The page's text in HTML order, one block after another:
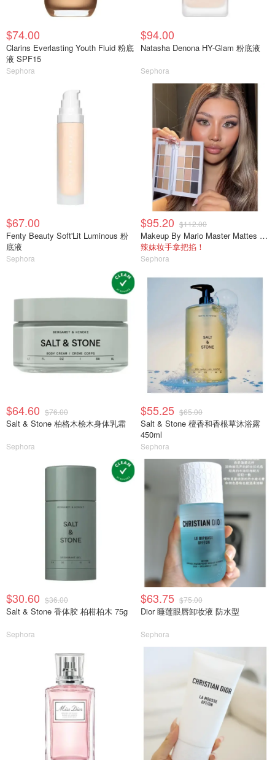
$74.00
Clarins Everlasting Youth Fluid 粉底
液 SPF15
Sephora
$94.00
Natasha Denona HY-Glam 粉底液
Sephora
$67.00
Fenty Beauty Soft'Lit Luminous 粉
底液
Sephora
$95.20 $112.00
Makeup By Mario Master Mattes 中性眼影盘
辣妹妆手拿把掐！
Sephora
$64.60 $76.00
Salt & Stone 柏格木桧木身体乳霜
Sephora
$55.25 $65.00
Salt & Stone 檀香和香根草沐浴露
450ml
Sephora
$30.60 $36.00
Salt & Stone 香体胶 柏柑柏木 75g
Sephora
$63.75 $75.00
Dior 睡莲眼唇卸妆液 防水型
Sephora